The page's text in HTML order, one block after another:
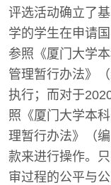
评选活动确立了
学的学生在申请
参照《厦门大学
管理暂行办法》
执行；而对于
照《厦门大学本
理暂行办法》（
款来进行操作。
审过程的公平与公